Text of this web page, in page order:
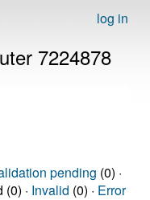
log in
7224878
pending (0) ·
· Invalid (0) · Error